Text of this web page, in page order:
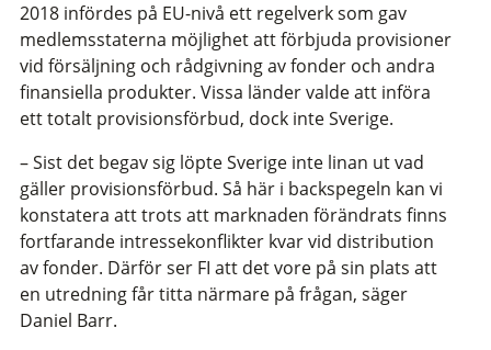
2018 infördes på EU-nivå ett regelverk som gav
medlemsstaterna möjlighet att förbjuda provisioner
vid försäljning och rådgivning av fonder och andra
finansiella produkter. Vissa länder valde att införa
ett totalt provisionsförbud, dock inte Sverige.
– Sist det begav sig löpte Sverige inte linan ut vad
gäller provisionsförbud. Så här i backspegeln kan vi
konstatera att trots att marknaden förändrats finns
fortfarande intressekonflikter kvar vid distribution
av fonder. Därför ser FI att det vore på sin plats att
en utredning får titta närmare på frågan, säger
Daniel Barr.